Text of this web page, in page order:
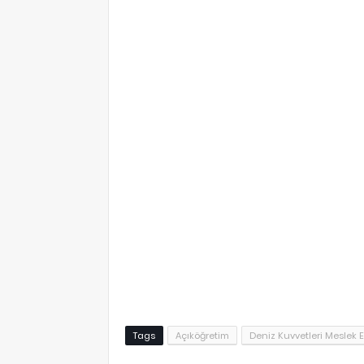
Tags Açıköğretim Deniz Kuvvetleri Meslek